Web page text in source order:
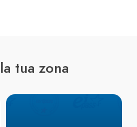
tua zona